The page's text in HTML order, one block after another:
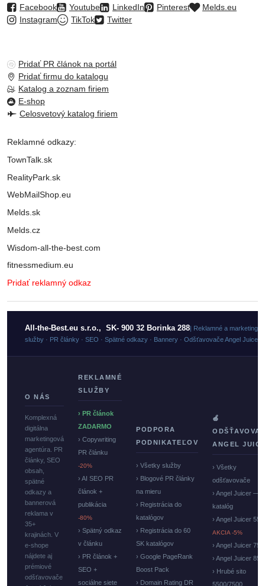
Facebook Youtube LinkedIn Pinterest
Melds.eu
Instagram
TikTok Twitter
Pridať PR článok na portál
Pridať firmu do katalogu
Katalog a zoznam firiem
E-shop
Celosvetový katalog firiem
Reklamné odkazy:
TownTalk.sk
RealityPark.sk
WebMailShop.eu
Melds.sk
Melds.cz
Wisdom-all-the-best.com
fitnessmedium.eu
Pridať reklamný odkaz
All-the-Best.eu s.r.o., SK- 900 32 Borinka 288| Reklamné a
služby · PR články · SEO · Spätné odkazy · Bannery · Odšťavovače Angel Juicer
O NÁS
Komplexná
digitálna
marketingová
agentúra. PR
články, SEO
obsah,
spätné
odkazy a
bannerová
reklama v
35+
krajinách. V
e-shope
nájdete aj
prémiové
odšťavovače
REKLAMNÉ
SLUŽBY
› PR článok
ZADARMO
› Copywriting
PR článku
-20%
› AI SEO PR
článok +
publikácia
-80%
› Spätný odkaz
v článku
› PR článok +
SEO +
sociálne siete
PODPORA
PODNIKATEĽOV
› Všetky služby
› Blogové PR články
na mieru
› Registrácia do
katalógov
› Registrácia do 60
SK katalógov
› Google PageRank
Boost Pack
› Domain Rating DR
🍏
ANGEL
› Všetky
odšťavovače
› Angel Juicer —
katalóg
› Angel Juicer
AKCIA -5%
› Angel Juicer
› Angel Juicer
› Hrubé sito
5500/7500